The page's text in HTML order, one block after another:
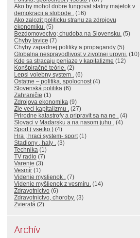
Ako by mohol dobre fungovat statny majetok v
demokracii a slobode . (16)
Ako zalozit politicku stranu za zdrojovu
ekonomiku. (5)
Bezdomovectvo; chudoba na Slovensku. (5)
Chyby lavice (7)
Chyby zapadnej politiky a propagandy (5)
Globalna nespravodlivost v zivotnej urovni. (10)
Kde sa stracaju peniaze v kapitalizme (12)
Konšpiračné teórie. (2)
Lepsi volebny system . (6)
Ostatne – politika, spolocnost(4)
Slovenská politika (6)
Zahraničie (1)
Zdrojova ekonomika (9)
Zle veci kapitalizmu . (27)
Prirodne katastrofy a pripravit sa na ne . (4)
Slovaci v Madarsku a na nasom juhu . (4)
Sport ( vsetko ) (4)
Hra ; hraci system- sport(1)
Stadiony , haly . (3)
Technika (1)
TV radio (7)
Varenie (3)
Vesmír (1)
Videnie myslienok . (7)
Videnie myšlienok z vesmíru. (14)
Zdravotnictvo (6)
Zdravotnictvo, choroby. (3)
Zvieratá (2)
Archív